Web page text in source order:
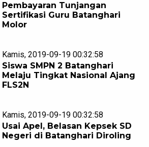
Pembayaran Tunjangan
Sertifikasi Guru Batanghari
Molor
Kamis, 2019-09-19 00:32:58
Siswa SMPN 2 Batanghari
Melaju Tingkat Nasional Ajang
FLS2N
Kamis, 2019-09-19 00:32:58
Usai Apel, Belasan Kepsek SD
Negeri di Batanghari Diroling